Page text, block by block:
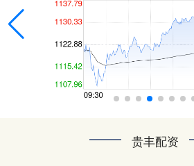
贵丰配资